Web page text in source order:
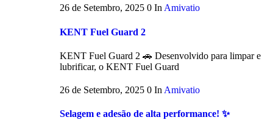
26 de Setembro, 2025 0 In Amivatio
KENT Fuel Guard 2
KENT Fuel Guard 2 🚗 Desenvolvido para limpar e
lubrificar, o KENT Fuel Guard
26 de Setembro, 2025 0 In Amivatio
Selagem e adesão de alta performance! ✨